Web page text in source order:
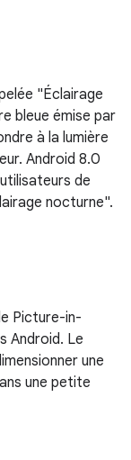
"Éclairage
bleue émise par
à la lumière
Android 8.0
de
nocturne".
Picture-in-
Android. Le
une
une petite